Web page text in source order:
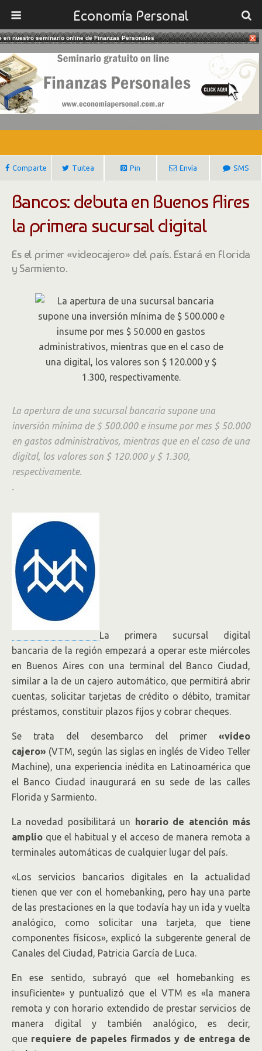
Economía Personal
01/05/2018
Debuta En Buenos Aires La Primera
Sucursal Bancaria Digital
Comparte Tuitea Pin Envía SMS
Bancos: debuta en Buenos Aires
la primera sucursal digital
Es el primer «videocajero» del país. Estará en Florida
y Sarmiento.
La apertura de una sucursal bancaria supone una
inversión mínima de $ 500.000 e insume por mes $ 50.000
en gastos administrativos, mientras que en el caso de una
digital, los valores son $ 120.000 y $ 1.300,
respectivamente.
.
La primera sucursal digital
bancaria de la región empezará a operar este miércoles
en Buenos Aires con una terminal del Banco Ciudad,
similar a la de un cajero automático, que permitirá abrir
cuentas, solicitar tarjetas de crédito o débito, tramitar
préstamos, constituir plazos fijos y cobrar cheques.
Se trata del desembarco del primer «video
cajero» (VTM, según las siglas en inglés de Video Teller
Machine), una experiencia inédita en Latinoamérica que
el Banco Ciudad inaugurará en su sede de las calles
Florida y Sarmiento.
La novedad posibilitará un horario de atención más
amplio que el habitual y el acceso de manera remota a
terminales automáticas de cualquier lugar del país.
«Los servicios bancarios digitales en la actualidad
tienen que ver con el homebanking, pero hay una parte
de las prestaciones en la que todavía hay un ida y vuelta
analógico, como solicitar una tarjeta, que tiene
componentes físicos», explicó la subgerente general de
Canales del Ciudad, Patricia García de Luca.
En ese sentido, subrayó que «el homebanking es
insuficiente» y puntualizó que el VTM es «la manera
remota y con horario extendido de prestar servicios de
manera digital y también analógico, es decir,
que requiere de papeles firmados y de entrega de
en nuestro seminario online de Finanzas Personales